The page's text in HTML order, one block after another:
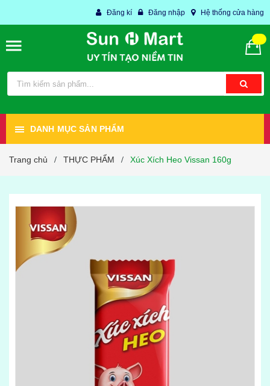
Đăng kí Đăng nhập Hệ thống cửa hàng
DANH MỤC SẢN PHẨM
Trang chủ / THỰC PHẨM / Xúc Xích Heo Vissan 160g